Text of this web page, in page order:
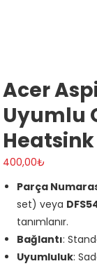
Acer
Uyumlu
400,00₺
Parça
set) veya
tanımlanır.
Bağlantı:
Uyumluluk: